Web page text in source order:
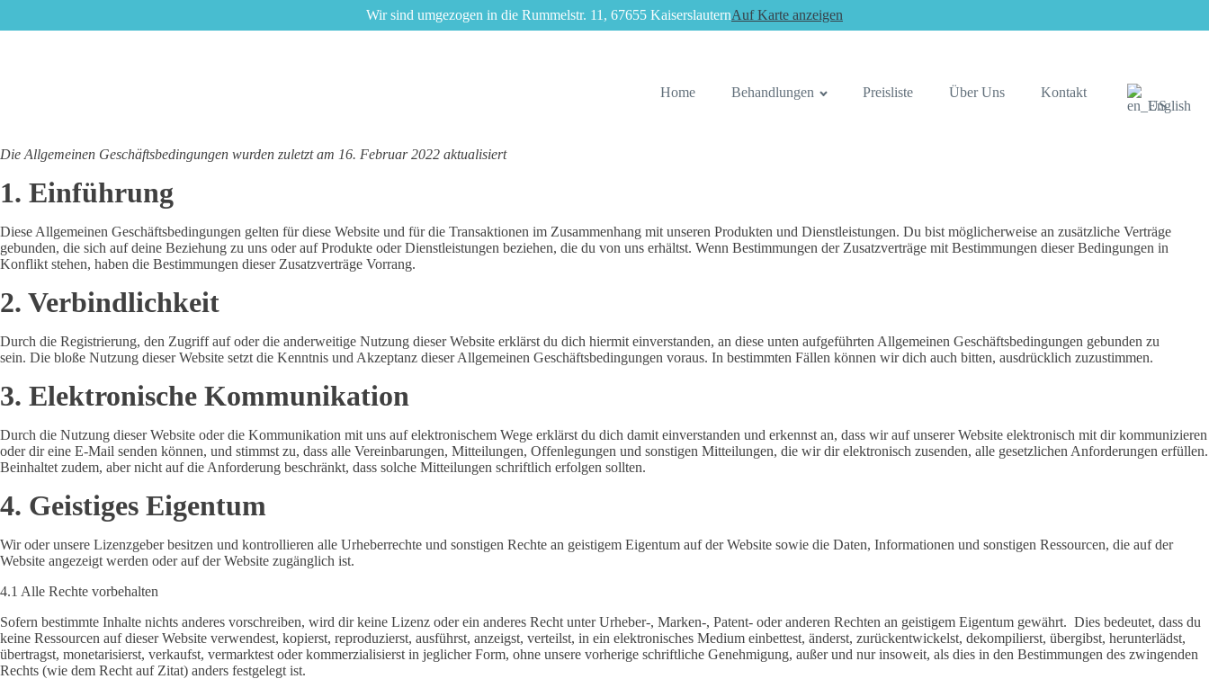
Wir sind umgezogen in die Rummelstr. 11, 67655 KaiserslauternAuf Karte anzeigen
Home Behandlungen Preisliste Über Uns
Kontakt
English
Die Allgemeinen Geschäftsbedingungen wurden zuletzt am 16. Februar 2022 aktualisiert
1. Einführung
Diese Allgemeinen Geschäftsbedingungen gelten für diese Website und für die Transaktionen im Zusammenhang mit unseren Produkten und Dienstleistungen. Du bist möglicherweise an zusätzliche Verträge
gebunden, die sich auf deine Beziehung zu uns oder auf Produkte oder Dienstleistungen beziehen, die du von uns erhältst. Wenn Bestimmungen der Zusatzverträge mit Bestimmungen dieser Bedingungen in
Konflikt stehen, haben die Bestimmungen dieser Zusatzverträge Vorrang.
2. Verbindlichkeit
Durch die Registrierung, den Zugriff auf oder die anderweitige Nutzung dieser Website erklärst du dich hiermit einverstanden, an diese unten aufgeführten Allgemeinen Geschäftsbedingungen gebunden zu
sein. Die bloße Nutzung dieser Website setzt die Kenntnis und Akzeptanz dieser Allgemeinen Geschäftsbedingungen voraus. In bestimmten Fällen können wir dich auch bitten, ausdrücklich zuzustimmen.
3. Elektronische Kommunikation
Durch die Nutzung dieser Website oder die Kommunikation mit uns auf elektronischem Wege erklärst du dich damit einverstanden und erkennst an, dass wir auf unserer Website elektronisch mit dir kommunizieren
oder dir eine E-Mail senden können, und stimmst zu, dass alle Vereinbarungen, Mitteilungen, Offenlegungen und sonstigen Mitteilungen, die wir dir elektronisch zusenden, alle gesetzlichen Anforderungen erfüllen.
Beinhaltet zudem, aber nicht auf die Anforderung beschränkt, dass solche Mitteilungen schriftlich erfolgen sollten.
4. Geistiges Eigentum
Wir oder unsere Lizenzgeber besitzen und kontrollieren alle Urheberrechte und sonstigen Rechte an geistigem Eigentum auf der Website sowie die Daten, Informationen und sonstigen Ressourcen, die auf der
Website angezeigt werden oder auf der Website zugänglich ist.
4.1 Alle Rechte vorbehalten
Sofern bestimmte Inhalte nichts anderes vorschreiben, wird dir keine Lizenz oder ein anderes Recht unter Urheber-, Marken-, Patent- oder anderen Rechten an geistigem Eigentum gewährt. Dies bedeutet, dass du
keine Ressourcen auf dieser Website verwendest, kopierst, reproduzierst, ausführst, anzeigst, verteilst, in ein elektronisches Medium einbettest, änderst, zurückentwickelst, dekompilierst, übergibst, herunterlädst,
übertragst, monetarisierst, verkaufst, vermarktest oder kommerzialisierst in jeglicher Form, ohne unsere vorherige schriftliche Genehmigung, außer und nur insoweit, als dies in den Bestimmungen des zwingenden
Rechts (wie dem Recht auf Zitat) anders festgelegt ist.